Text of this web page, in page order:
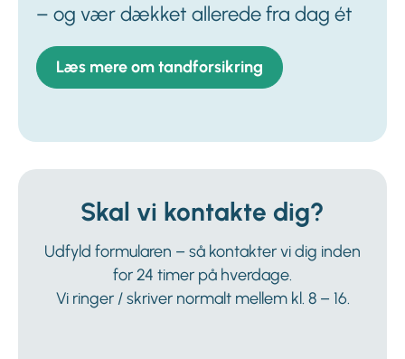
– og vær dækket allerede fra dag ét
Læs mere om tandforsikring
Skal vi kontakte dig?
Udfyld formularen – så kontakter vi dig inden
for 24 timer på hverdage.
Vi ringer / skriver normalt mellem kl. 8 – 16.